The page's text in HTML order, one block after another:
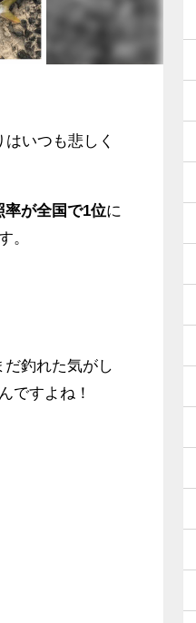
いつも悲しく
率が全国で1位に
。
釣れた気がし
ですよね！